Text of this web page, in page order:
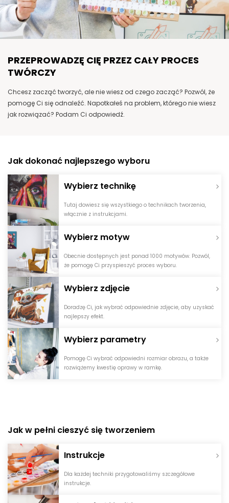
PRZEPROWADZĘ CIĘ PRZEZ CAŁY PROCES
TWÓRCZY
Chcesz zacząć tworzyć, ale nie wiesz od czego zacząć? Pozwól, że
pomogę Ci się odnaleźć. Napotkałeś na problem, którego nie wiesz
jak rozwiązać? Podam Ci odpowiedź.
Jak dokonać najlepszego wyboru
Wybierz technikę
Tutaj dowiesz się wszystkiego o technikach tworzenia,
włącznie z instrukcjami.
Wybierz motyw
Obecnie dostępnych jest ponad 1000 motywów. Pozwól,
że pomogę Ci przyspieszyć proces wyboru.
Wybierz zdjęcie
Doradzę Ci, jak wybrać odpowiednie zdjęcie, aby uzyskać
najlepszy efekt.
Wybierz parametry
Pomogę Ci wybrać odpowiedni rozmiar obrazu, a także
rozwiążemy kwestię oprawy w ramkę.
Jak w pełni cieszyć się tworzeniem
Instrukcje
Dla każdej techniki przygotowaliśmy szczegółowe
instrukcje.